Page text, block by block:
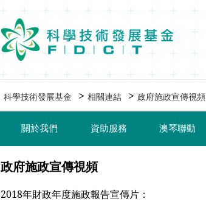
科學技術發展基金 > 相關連結 > 政府施政宣傳視頻
關於我們 資助服務 澳琴聯動
政府施政宣傳視頻
2018年財政年度施政報告宣傳片：